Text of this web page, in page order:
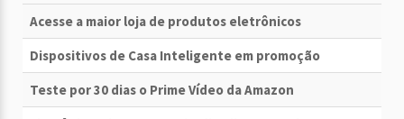
Acesse a maior loja de produtos eletrônicos
Dispositivos de Casa Inteligente em promoção
Teste por 30 dias o Prime Vídeo da Amazon